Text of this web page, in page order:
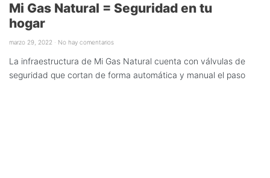
Mi Gas Natural = Seguridad en tu
hogar
marzo 29, 2022 No hay comentarios
La infraestructura de Mi Gas Natural cuenta con válvulas de
seguridad que cortan de forma automática y manual el paso